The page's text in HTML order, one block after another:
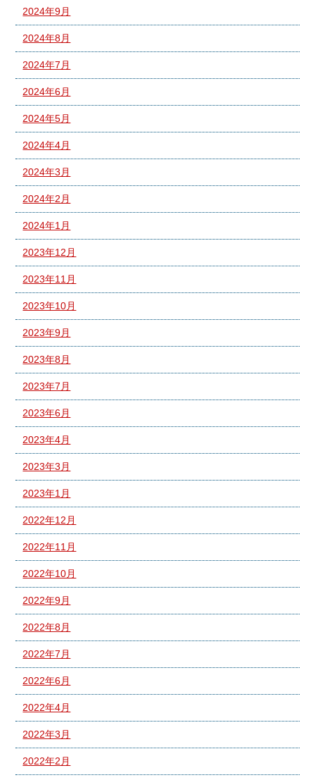
2024年9月
2024年8月
2024年7月
2024年6月
2024年5月
2024年4月
2024年3月
2024年2月
2024年1月
2023年12月
2023年11月
2023年10月
2023年9月
2023年8月
2023年7月
2023年6月
2023年4月
2023年3月
2023年1月
2022年12月
2022年11月
2022年10月
2022年9月
2022年8月
2022年7月
2022年6月
2022年4月
2022年3月
2022年2月